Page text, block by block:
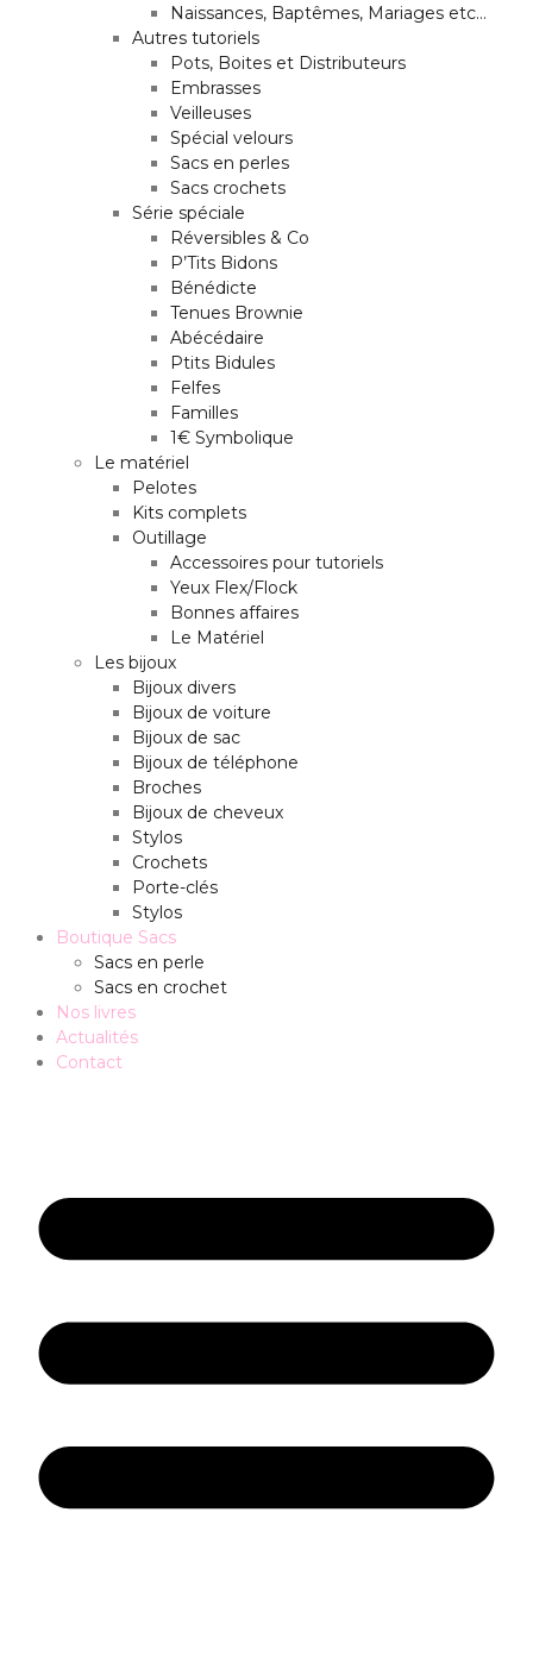
Naissances, Baptêmes, Mariages etc…
Autres tutoriels
Pots, Boites et Distributeurs
Embrasses
Veilleuses
Spécial velours
Sacs en perles
Sacs crochets
Série spéciale
Réversibles & Co
P’Tits Bidons
Bénédicte
Tenues Brownie
Abécédaire
Ptits Bidules
Felfes
Familles
1€ Symbolique
Le matériel
Pelotes
Kits complets
Outillage
Accessoires pour tutoriels
Yeux Flex/Flock
Bonnes affaires
Le Matériel
Les bijoux
Bijoux divers
Bijoux de voiture
Bijoux de sac
Bijoux de téléphone
Broches
Bijoux de cheveux
Stylos
Crochets
Porte-clés
Stylos
Boutique Sacs
Sacs en perle
Sacs en crochet
Nos livres
Actualités
Contact